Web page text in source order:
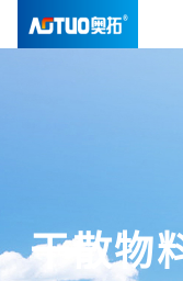
干散物
干散物
干散物
干散物